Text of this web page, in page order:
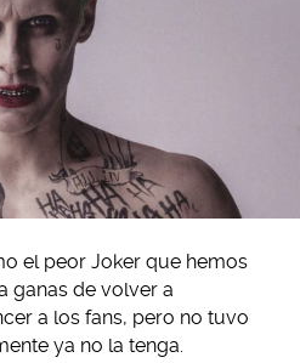
el peor Joker que hemos
ganas de volver a
a los fans, pero no tuvo
ya no la tenga.